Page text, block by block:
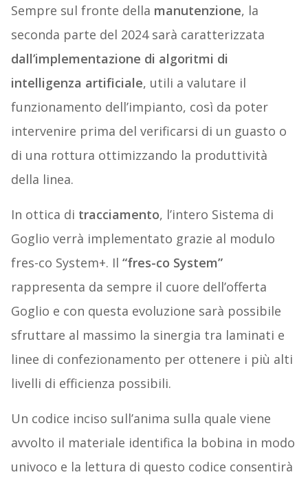
Sempre sul fronte della manutenzione, la
seconda parte del 2024 sarà caratterizzata
dall’implementazione di algoritmi di
intelligenza artificiale, utili a valutare il
funzionamento dell’impianto, così da poter
intervenire prima del verificarsi di un guasto o
di una rottura ottimizzando la produttività
della linea.
In ottica di tracciamento, l’intero Sistema di
Goglio verrà implementato grazie al modulo
fres-co System+. Il “fres-co System”
rappresenta da sempre il cuore dell’offerta
Goglio e con questa evoluzione sarà possibile
sfruttare al massimo la sinergia tra laminati e
linee di confezionamento per ottenere i più alti
livelli di efficienza possibili.
Un codice inciso sull’anima sulla quale viene
avvolto il materiale identifica la bobina in modo
univoco e la lettura di questo codice consentirà